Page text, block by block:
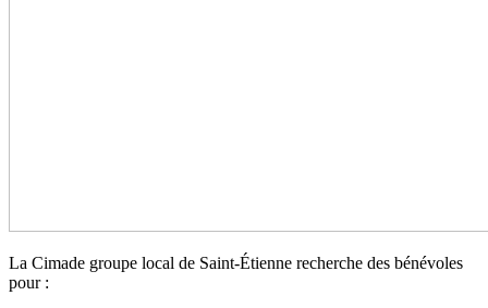
La Cimade groupe local de Saint-Étienne recherche des bénévoles
pour :